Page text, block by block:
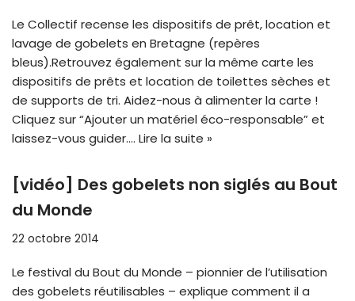
Le Collectif recense les dispositifs de prêt, location et
lavage de gobelets en Bretagne (repères
bleus).Retrouvez également sur la même carte les
dispositifs de prêts et location de toilettes sèches et
de supports de tri. Aidez-nous à alimenter la carte !
Cliquez sur “Ajouter un matériel éco-responsable” et
laissez-vous guider.… Lire la suite »
[vidéo] Des gobelets non siglés au Bout
du Monde
22 octobre 2014
Le festival du Bout du Monde – pionnier de l’utilisation
des gobelets réutilisables – explique comment il a